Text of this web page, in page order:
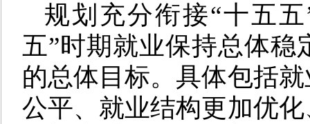
规划充分衔接“十五
五”时期就业保持总体
的总体目标。具体包括
公平、就业结构更加优